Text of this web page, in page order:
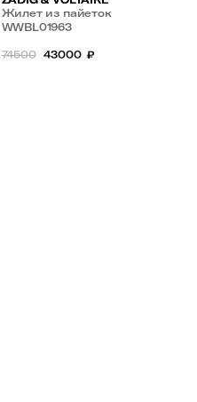
Жилет из пайеток
WWBL01963
74500 43000 ₽